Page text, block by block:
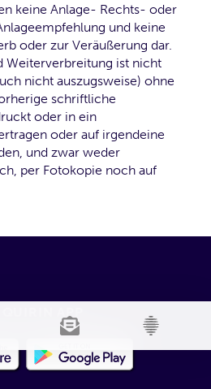
keine Anlage- Rechts- oder
und keine
oder zur Veräußerung dar.
Weiterverbreitung ist nicht
nicht auszugsweise) ohne
schriftliche
oder in ein
oder auf irgendeine
und zwar weder
per Fotokopie noch auf